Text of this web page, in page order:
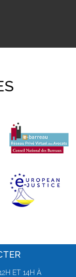
ET 14H À